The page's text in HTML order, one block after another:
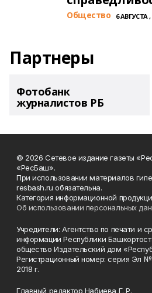
Общество 6 АВГУСТА ,
Партнеры
Фотобанк
журналистов РБ
© 2026 Сетевое издание газеты
«РесБаш».
При использовании материалов
resbash.ru обязательна.
Категория информационной
Об использовании персональных
Учредители: Агентство по печати и
информации Республики
общество Издательский дом
Регистрационный номер: серия Эл
2018 г.
Главный редактор Набиева Г. Р.